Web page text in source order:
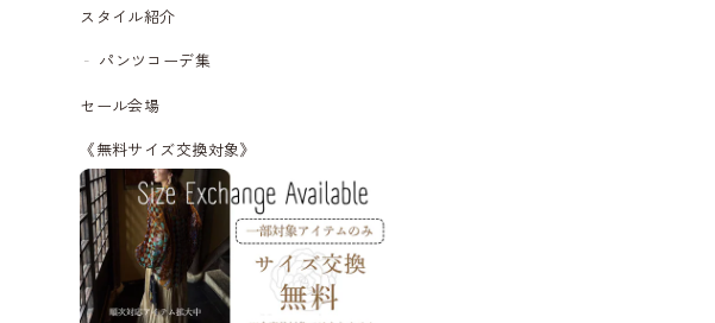
スタイル紹介
パンツコーデ集
セール会場
《無料サイズ交換対象》